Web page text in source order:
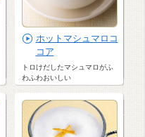
ホットマシュマロコ
コア
トロけだしたマシュマロがふ
わふわおいしい